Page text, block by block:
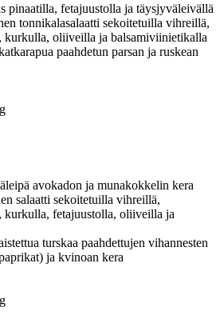
pinaatilla, fetajuustolla ja täysjyväleivällä
tonnikalasalaatti sekoitetuilla vihreillä,
kurkulla, oliiveilla ja balsamiviinietikalla
paahdetun parsan ja ruskean
avokadon ja munakokkelin kera
salaatti sekoitetuilla vihreillä,
kurkulla, fetajuustolla, oliiveilla ja
turskaa paahdettujen vihannesten
ja kvinoan kera